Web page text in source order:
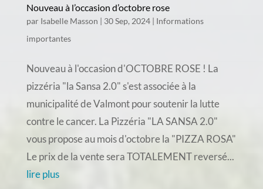
Nouveau à l’occasion d’octobre rose
par Isabelle Masson | 30 Sep, 2024| Informations
importantes
Nouveau à l'occasion d'OCTOBRE ROSE ! La
pizzéria "la Sansa 2.0" s'est associée à la
municipalité de Valmont pour soutenir la lutte
contre le cancer. La Pizzéria "LA SANSA 2.0"
vous propose au mois d'octobre la "PIZZA ROSA"
Le prix de la vente sera TOTALEMENT reversé...
lire plus